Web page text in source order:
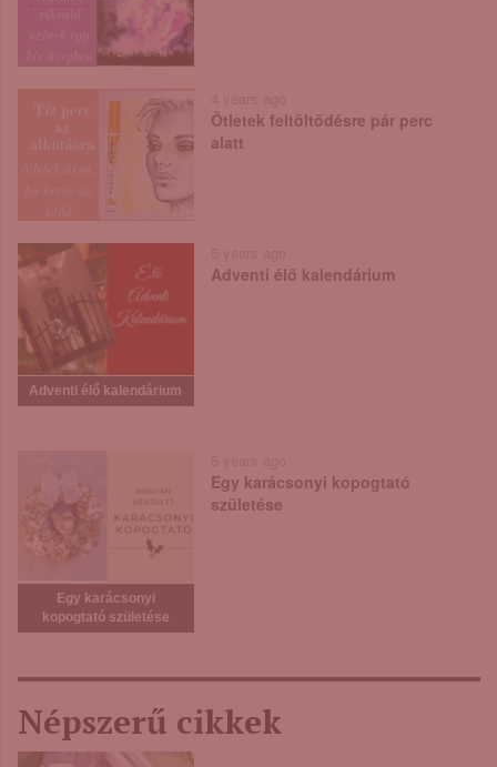
Ötletek feltöltődésre pár perc
alatt
Adventi élő kalendárium
Adventi élő kalendárium
Egy karácsonyi
kopogtató születése
Egy karácsonyi kopogtató
születése
Népszerű cikkek